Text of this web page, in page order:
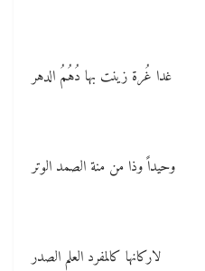
غدا غُرة زينت بها دُهُمُ الدهر
وحيداً وذا من منة الصمد الوتر
لاركانها كالمفرد العلم الصدر